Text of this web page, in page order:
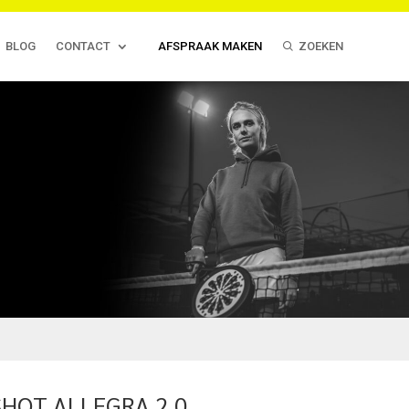
BLOG CONTACT AFSPRAAK MAKEN ZOEKEN